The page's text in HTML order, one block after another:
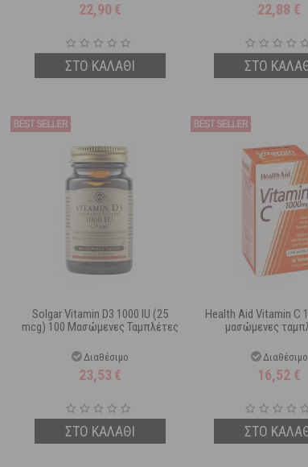
22,90 €
ΣΤΟ ΚΑΛΑΘΙ
22,88 €
ΣΤΟ
Solgar Vitamin D3 1000 IU (25
mcg) 100 Μασώμενες Ταμπλέτες
Διαθέσιμο
23,53 €
ΣΤΟ ΚΑΛΑΘΙ
Health Aid Vitamin C
μασώμενες
Διαθέσιμο
16,52 €
ΣΤΟ